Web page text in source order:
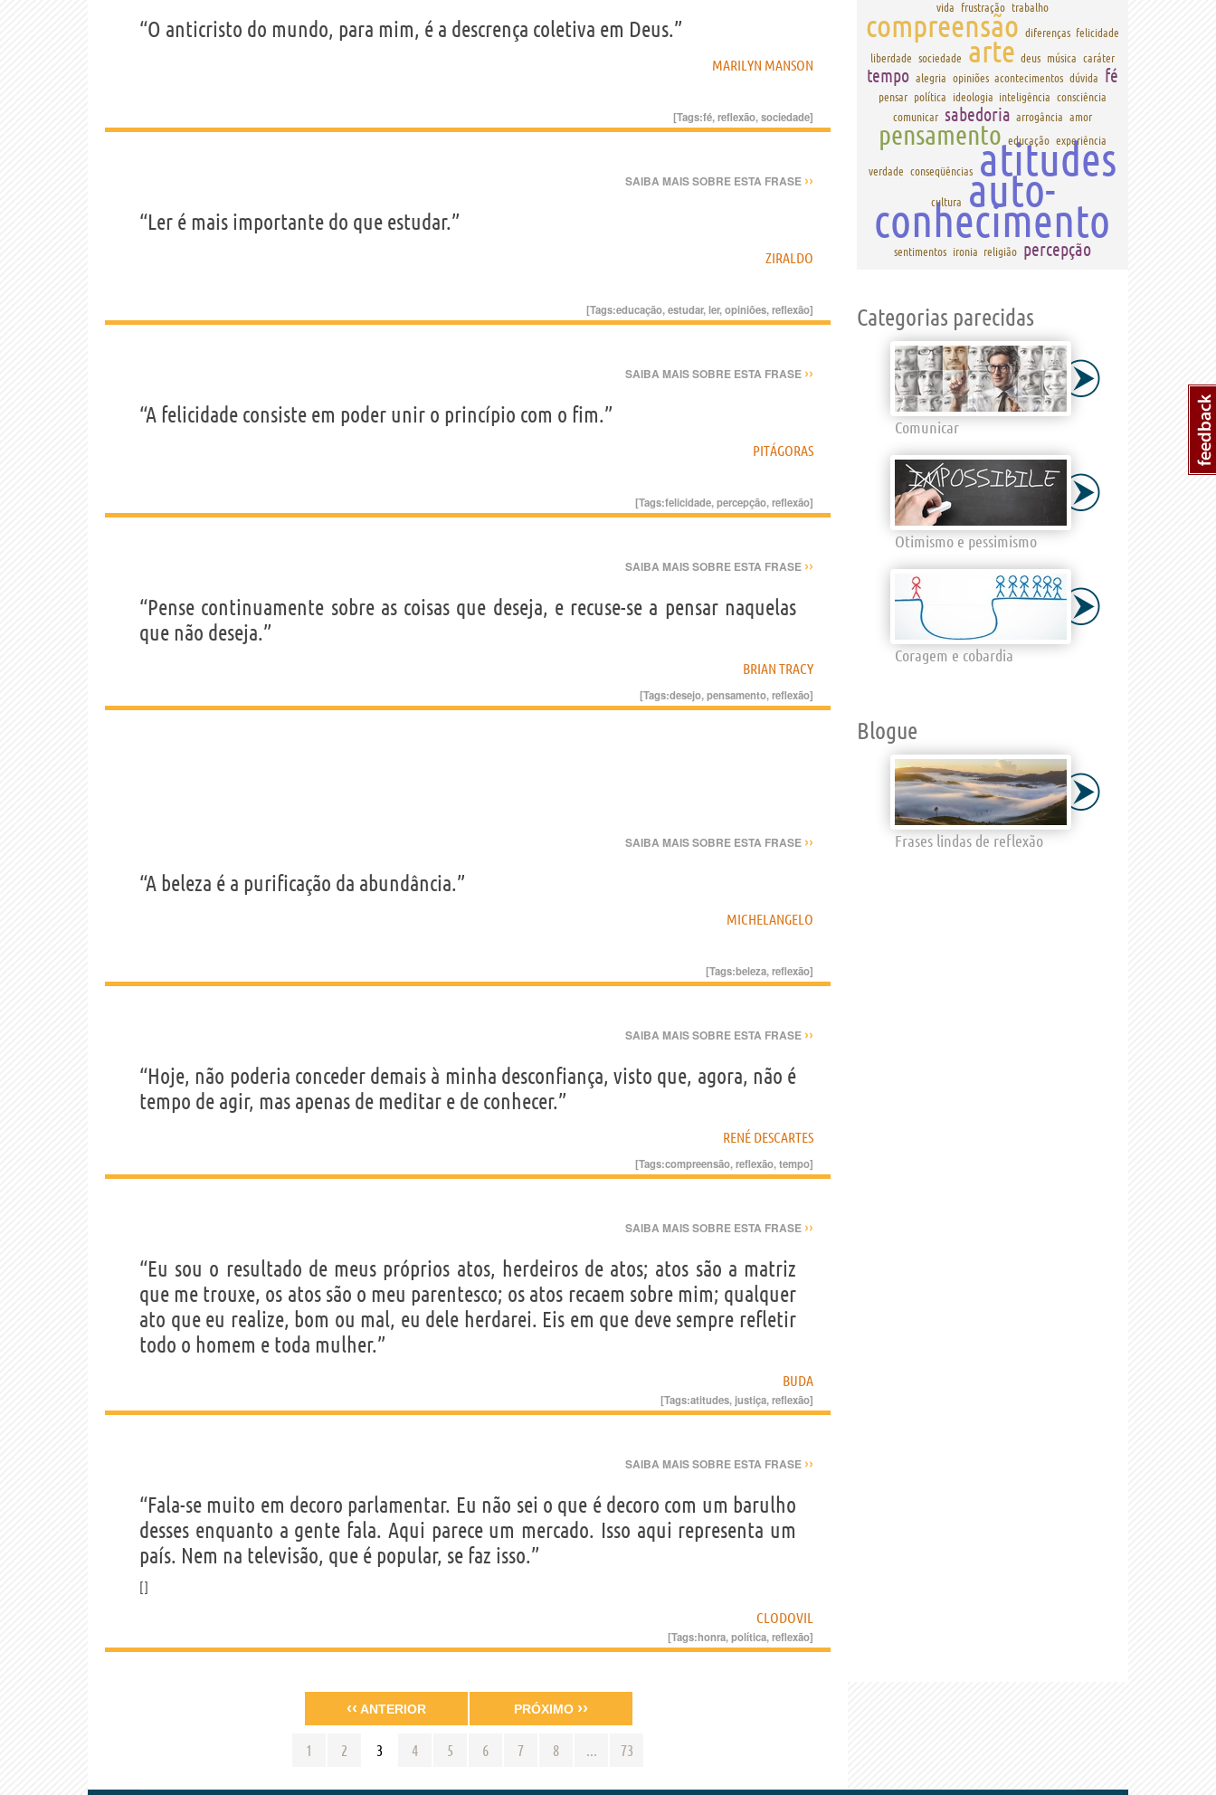
“O anticristo do mundo, para mim, é a descrença coletiva em Deus.”
MARILYN MANSON
[Tags:fé,reflexão,sociedade]
SAIBA MAIS SOBRE ESTA FRASE ››
“Ler é mais importante do que estudar.”
ZIRALDO
[Tags:educação,estudar,ler,opiniões,reflexão]
SAIBA MAIS SOBRE ESTA FRASE ››
“A felicidade consiste em poder unir o princípio com o fim.”
PITÁGORAS
[Tags:felicidade,percepção,reflexão]
SAIBA MAIS SOBRE ESTA FRASE ››
“Pense continuamente sobre as coisas que deseja, e recuse-se a pensar naquelas
que não deseja.”
BRIAN TRACY
[Tags:desejo,pensamento,reflexão]
SAIBA MAIS SOBRE ESTA FRASE ››
“A beleza é a purificação da abundância.”
MICHELANGELO
[Tags:beleza,reflexão]
SAIBA MAIS SOBRE ESTA FRASE ››
“Hoje, não poderia conceder demais à minha desconfiança, visto que, agora, não é
tempo de agir, mas apenas de meditar e de conhecer.”
RENÉ DESCARTES
[Tags:compreensão,reflexão,tempo]
SAIBA MAIS SOBRE ESTA FRASE ››
“Eu sou o resultado de meus próprios atos, herdeiros de atos; atos são a matriz
que me trouxe, os atos são o meu parentesco; os atos recaem sobre mim; qualquer
ato que eu realize, bom ou mal, eu dele herdarei. Eis em que deve sempre refletir
todo o homem e toda mulher.”
BUDA
[Tags:atitudes, justiça,reflexão]
SAIBA MAIS SOBRE ESTA FRASE ››
“Fala-se muito em decoro parlamentar. Eu não sei o que é decoro com um barulho
desses enquanto a gente fala. Aqui parece um mercado. Isso aqui representa um
país. Nem na televisão, que é popular, se faz isso.”
CLODOVIL
[Tags:honra,política,reflexão]
‹‹ ANTERIOR
1 2 3 4 5 6 7 8 ... 73
PRÓXIMO ››
vida frustração trabalho
compreensão diferenças felicidade
liberdade sociedade arte deus música caráter
tempo alegria opiniões acontecimentos dúvida fé
pensar política ideologia inteligência consciência
comunicar sabedoria arrogância amor
pensamento educação experiência
verdade conseqüências atitudes
cultura auto-
conhecimento
sentimentos ironia religião percepção
Categorias parecidas
Comunicar
Otimismo e pessimismo
Coragem e cobardia
Blogue
Frases lindas de reflexão